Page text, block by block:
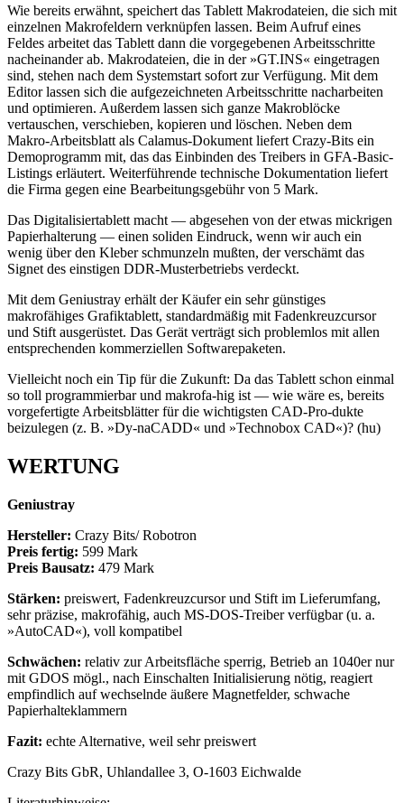
Wie bereits erwähnt, speichert das Tablett Makrodateien, die sich mit
einzelnen Makrofeldern verknüpfen lassen. Beim Aufruf eines
Feldes arbeitet das Tablett dann die vorgegebenen Arbeitsschritte
nacheinander ab. Makrodateien, die in der »GT.INS« eingetragen
sind, stehen nach dem Systemstart sofort zur Verfügung. Mit dem
Editor lassen sich die aufgezeichneten Arbeitsschritte nacharbeiten
und optimieren. Außerdem lassen sich ganze Makroblöcke
vertauschen, verschieben, kopieren und löschen. Neben dem
Makro-Arbeitsblatt als Calamus-Dokument liefert Crazy-Bits ein
Demoprogramm mit, das das Einbinden des Treibers in GFA-Basic-
Listings erläutert. Weiterführende technische Dokumentation liefert
die Firma gegen eine Bearbeitungsgebühr von 5 Mark.
Das Digitalisiertablett macht — abgesehen von der etwas mickrigen
Papierhalterung — einen soliden Eindruck, wenn wir auch ein
wenig über den Kleber schmunzeln mußten, der verschämt das
Signet des einstigen DDR-Musterbetriebs verdeckt.
Mit dem Geniustray erhält der Käufer ein sehr günstiges
makrofähiges Grafiktablett, standardmäßig mit Fadenkreuzcursor
und Stift ausgerüstet. Das Gerät verträgt sich problemlos mit allen
entsprechenden kommerziellen Softwarepaketen.
Vielleicht noch ein Tip für die Zukunft: Da das Tablett schon einmal
so toll programmierbar und makrofa-hig ist — wie wäre es, bereits
vorgefertigte Arbeitsblätter für die wichtigsten CAD-Pro-dukte
beizulegen (z. B. »Dy-naCADD« und »Technobox CAD«)? (hu)
WERTUNG
Geniustray
Hersteller: Crazy Bits/ Robotron
Preis fertig: 599 Mark
Preis Bausatz: 479 Mark
Stärken: preiswert, Fadenkreuzcursor und Stift im Lieferumfang,
sehr präzise, makrofähig, auch MS-DOS-Treiber verfügbar (u. a.
»AutoCAD«), voll kompatibel
Schwächen: relativ zur Arbeitsfläche sperrig, Betrieb an 1040er nur
mit GDOS mögl., nach Einschalten Initialisierung nötig, reagiert
empfindlich auf wechselnde äußere Magnetfelder, schwache
Papierhalteklammern
Fazit: echte Alternative, weil sehr preiswert
Crazy Bits GbR, Uhlandallee 3, O-1603 Eichwalde